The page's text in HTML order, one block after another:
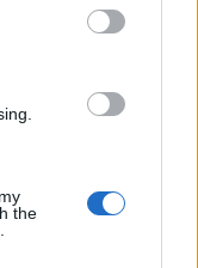
the
d’atto che è
con il virus,
certamente,